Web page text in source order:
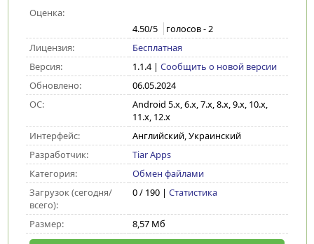
Оценка:
4.50/5 голосов -2
Лицензия:
Бесплатная
Версия:
1.1.4| Сообщить о новой версии
Обновлено:
06.05.2024
ОС:
Android 5.x, 6.x, 7.x, 8.x, 9.x, 10.x,
11.x, 12.x
Интерфейс:
Английский, Украинский
Разработчик:
Tiar Apps
Категория:
Обмен файлами
Загрузок (сегодня/
всего):
0 / 190 | Статистика
Размер: 8,57 Мб